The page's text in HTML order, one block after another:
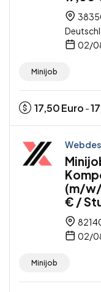
02/
Minijob
17,50Euro -
(m/w/
€ /
02/
Minijob